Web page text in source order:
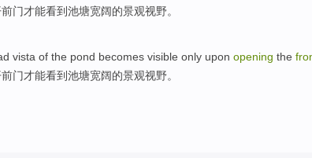
前门才能看到池塘宽阔的景观视野。
vista of the pond becomes visible only upon opening the
前门才能看到池塘宽阔的景观视野。